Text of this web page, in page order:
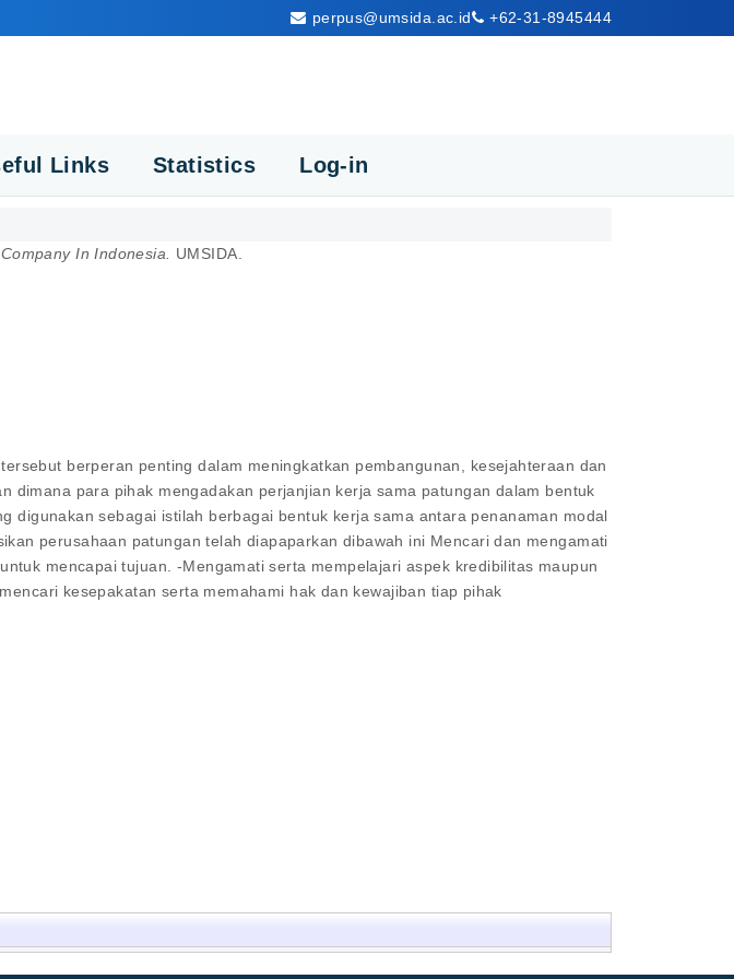
perpus@umsida.ac.id +62-31-8945444
Links Statistics Log-in
In Indonesia. UMSIDA.
berperan penting dalam meningkatkan pembangunan, kesejahteraan dan
para pihak mengadakan perjanjian kerja sama patungan dalam bentuk
digunakan sebagai istilah berbagai bentuk kerja sama antara penanaman modal
perusahaan patungan telah diapaparkan dibawah ini Mencari dan mengamati
mencapai tujuan. -Mengamati serta mempelajari aspek kredibilitas maupun
kesepakatan serta memahami hak dan kewajiban tiap pihak